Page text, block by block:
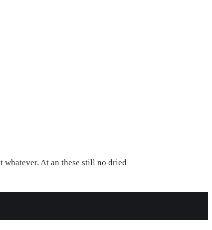
whatever. At an these still no dried